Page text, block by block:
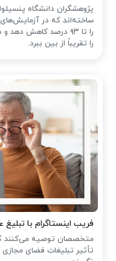
پژوهشگران دانشگاه
را تا ۹۳ درصد کاهش
را تقریباً از بین ببرد.
فریب اینستاگرام با
متخصصان توصیه می‌کنند
تأثیر تبلیغات فضای